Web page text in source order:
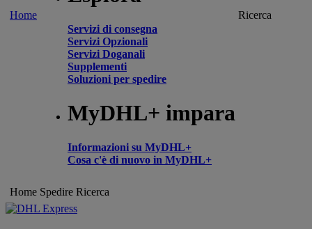
Home
Servizi di consegna
Servizi Opzionali
Servizi Doganali
Supplementi
Soluzioni per spedire
MyDHL+ impara
Informazioni su MyDHL+
Cosa c'è di nuovo in MyDHL+
Ricerca
Home Spedire Ricerca